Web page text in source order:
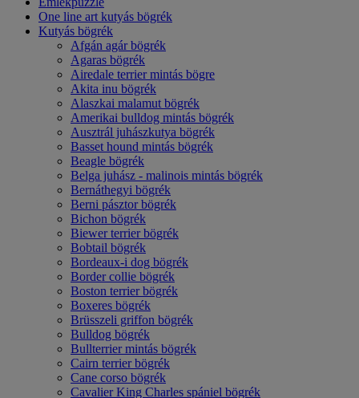
One line art kutyás bögrék
Kutyás bögrék
Afgán agár bögrék
Agaras bögrék
Airedale terrier mintás bögre
Akita inu bögrék
Alaszkai malamut bögrék
Amerikai bulldog mintás bögrék
Ausztrál juhászkutya bögrék
Basset hound mintás bögrék
Beagle bögrék
Belga juhász - malinois mintás bögrék
Bernáthegyi bögrék
Berni pásztor bögrék
Bichon bögrék
Biewer terrier bögrék
Bobtail bögrék
Bordeaux-i dog bögrék
Border collie bögrék
Boston terrier bögrék
Boxeres bögrék
Brüsszeli griffon bögrék
Bulldog bögrék
Bullterrier mintás bögrék
Cairn terrier bögrék
Cane corso bögrék
Cavalier King Charles spániel bögrék